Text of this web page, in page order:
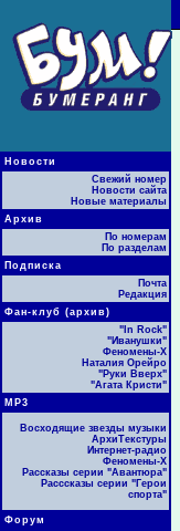
Новости
Свежий номер
Новости сайта
Новые материалы
Архив
По номерам
По разделам
Подписка
Почта
Редакция
Фан-клуб (архив)
"In Rock"
"Иванушки"
Феномены-Х
Наталия Орейро
"Руки Вверх"
"Агата Кристи"
МР3
Восходящие звезды музыки
АрхиТекстуры
Интернет-радио
Феномены-Х
Рассказы серии "Авантюра"
Расссказы серии "Герои
спорта"
Форум